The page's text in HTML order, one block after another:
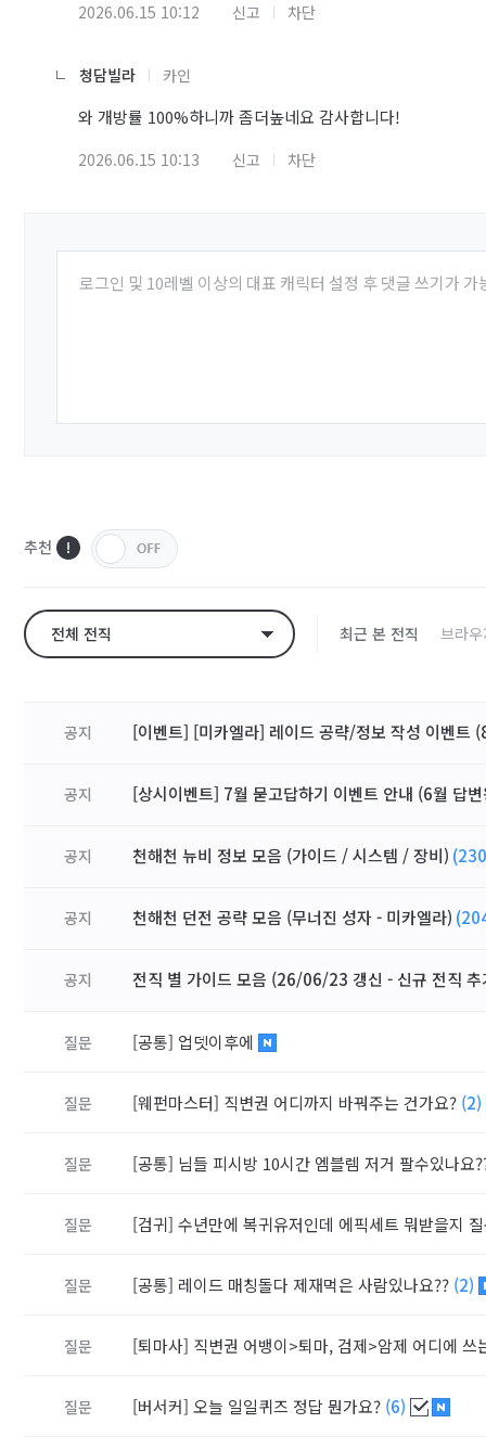
2026.06.15 10:12 신고 차단
청담빌라 카인
와 개방률 100%하니까 좀더높네요 감사합니다!
2026.06.15 10:13 신고 차단
로그인 및 10레벨 이상의 대표 캐릭터 설정 후 댓글 쓰기가 가
추천
전체 전직 최근 본 전직 브라
공지 [이벤트] [미카엘라] 레이드 공략/정보 작성 이벤트
공지 [상시이벤트] 7월 묻고답하기 이벤트 안내 (6월 답
공지 천해천 뉴비 정보 모음 (가이드 / 시스템 / 장비)
공지 천해천 던전 공략 모음 (무너진 성자 - 미카엘라)
공지 전직 별 가이드 모음 (26/06/23 갱신 - 신규 전직 추
질문 [공통] 업뎃이후에
질문 [웨펀마스터] 직변권 어디까지 바꿔주는 건가요? (2)
질문 [공통] 님들 피시방 10시간 엠블렘 저거 팔수있나요
질문 [검귀] 수년만에 복귀유저인데 에픽세트 뭐받을지
질문 [공통] 레이드 매칭돌다 제재먹은 사람있나요?? (2)
질문 [퇴마사] 직변권 어뱅이>퇴마, 검제>암제 어디에 쓰
질문 [버서커] 오늘 일일퀴즈 정답 뭔가요? (6)